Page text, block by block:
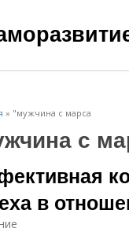
» "мужчина с марса
с
в